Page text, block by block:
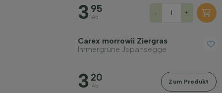
3 95
Ab
- +
Carex morrowii Ziergras
Immergrüne Japansegge
3 20
Ab
Zum Produkt